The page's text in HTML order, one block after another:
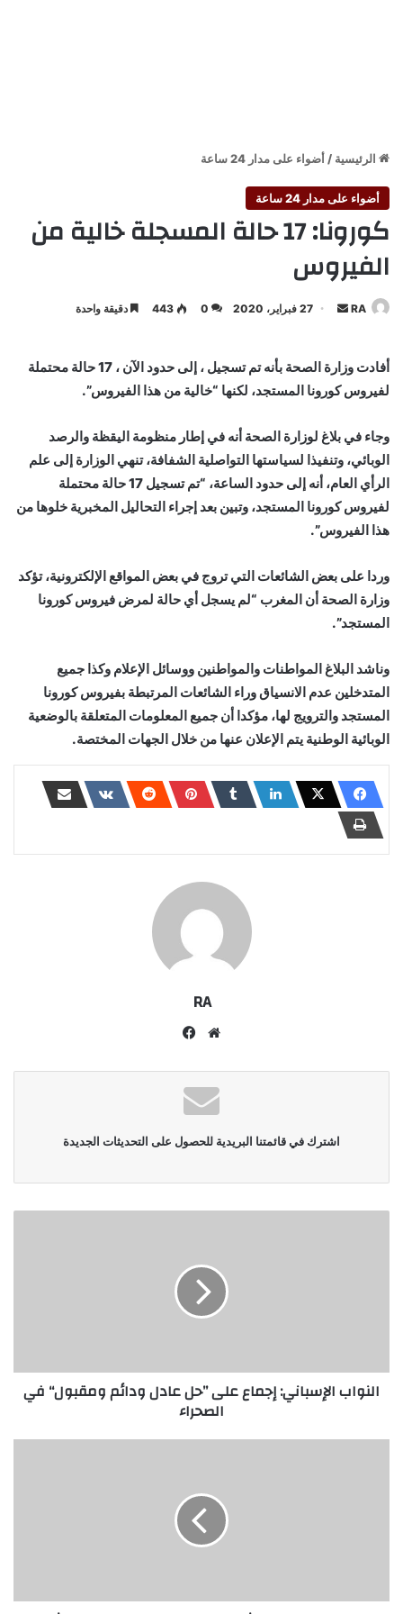
الرئيسية / أضواء على مدار 24 ساعة
أضواء على مدار 24 ساعة
كورونا: 17 حالة المسجلة خالية من
الفيروس
RA
أرسل 27 فبراير، 2020 0
443 دقيقة واحدة
أفادت وزارة الصحة بأنه تم تسجيل ، إلى حدود الآن ، 17 حالة محتملة
لفيروس كورونا المستجد، لكنها “خالية من هذا الفيروس”.
وجاء في بلاغ لوزارة الصحة أنه في إطار منظومة اليقظة والرصد
الوبائي، وتنفيذا لسياستها التواصلية الشفافة، تنهي الوزارة إلى علم
الرأي العام، أنه إلى حدود الساعة، “تم تسجيل 17 حالة محتملة
لفيروس كورونا المستجد، وتبين بعد إجراء التحاليل المخبرية خلوها من
هذا الفيروس”.
وردا على بعض الشائعات التي تروج في بعض المواقع الإلكترونية، تؤكد
وزارة الصحة أن المغرب “لم يسجل أي حالة لمرض فيروس كورونا
المستجد”.
وناشد البلاغ المواطنات والمواطنين ووسائل الإعلام وكذا جميع
المتدخلين عدم الانسياق وراء الشائعات المرتبطة بفيروس كورونا
المستجد والترويج لها، مؤكدا أن جميع المعلومات المتعلقة بالوضعية
الوبائية الوطنية يتم الإعلان عنها من خلال الجهات المختصة.
RA
موقع
اشترك في قائمتنا البريدية للحصول على التحديثات الجديدة
النواب الإسباني: إجماع على ”حل عادل ودائم ومقبول“ في
الصحراء